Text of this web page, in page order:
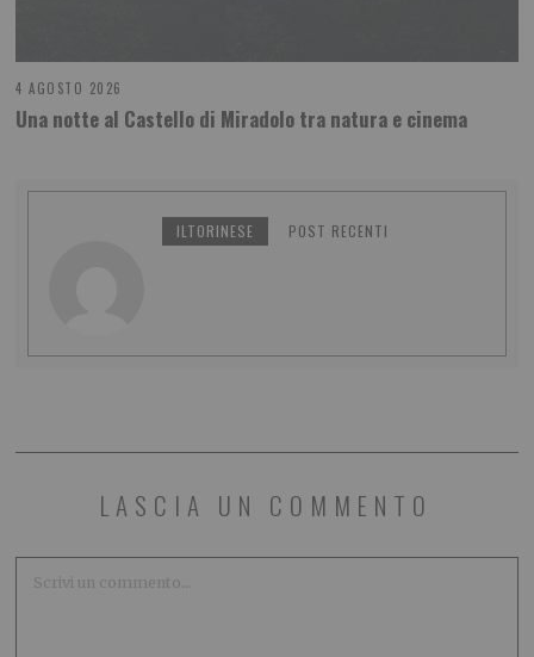
4 AGOSTO 2026
Una notte al Castello di Miradolo tra natura e cinema
ILTORINESE POST RECENTI
LASCIA UN COMMENTO